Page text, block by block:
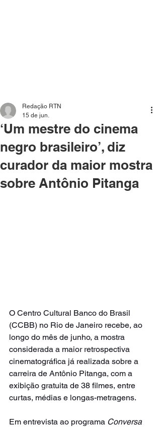
‘Um mestre do cinema
negro brasileiro’, diz
curador da maior mostra
sobre Antônio Pitanga
Redação RTN
15 de jun.
O Centro Cultural Banco do Brasil
(CCBB) no Rio de Janeiro recebe, ao
longo do mês de junho, a mostra
considerada a maior retrospectiva
cinematográfica já realizada sobre a
carreira de Antônio Pitanga, com a
exibição gratuita de 38 filmes, entre
curtas, médias e longas-metragens.
Em entrevista ao programa Conversa